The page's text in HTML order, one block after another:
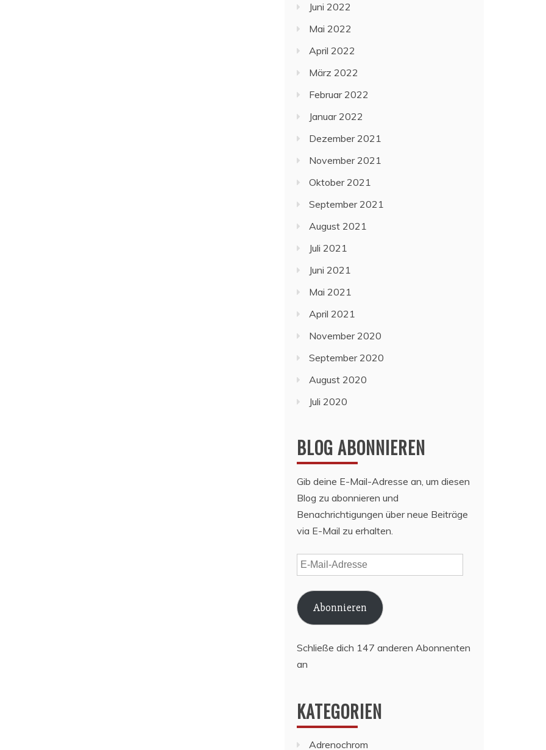
Juni 2022
Mai 2022
April 2022
März 2022
Februar 2022
Januar 2022
Dezember 2021
November 2021
Oktober 2021
September 2021
August 2021
Juli 2021
Juni 2021
Mai 2021
April 2021
November 2020
September 2020
August 2020
Juli 2020
BLOG ABONNIEREN
Gib deine E-Mail-Adresse an, um diesen
Blog zu abonnieren und
Benachrichtigungen über neue Beiträge
via E-Mail zu erhalten.
E-
Mail-
Adresse
Abonnieren
Schließe dich 147 anderen Abonnenten
an
KATEGORIEN
Adrenochrom